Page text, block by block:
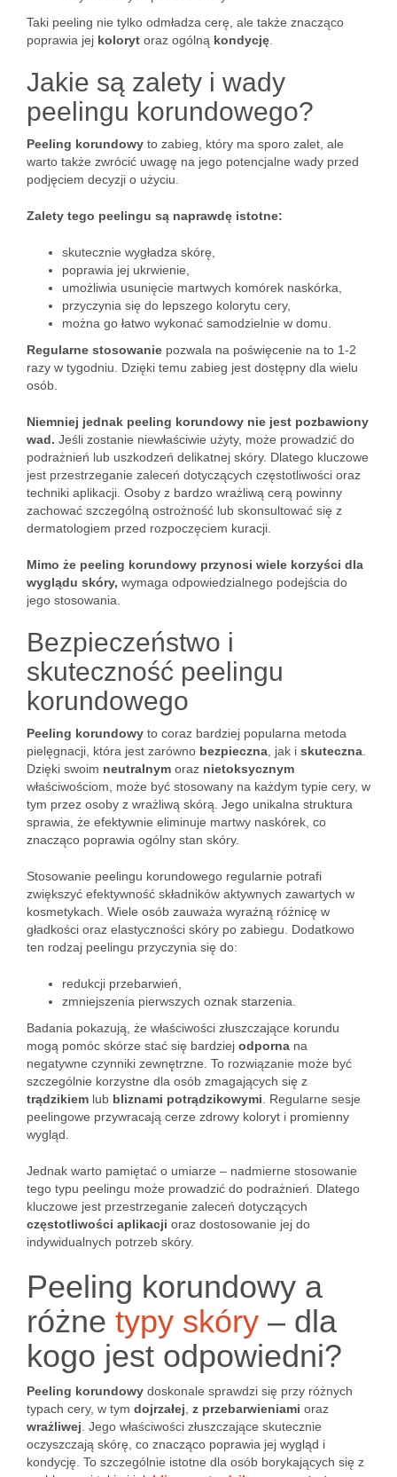
Taki peeling nie tylko odmładza cerę, ale także znacząco
poprawia jej koloryt oraz ogólną kondycję
Jakie są zalety i wady
peelingu korundowego?
Peeling korundowy to zabieg, który ma sporo zalet, ale
warto także zwrócić uwagę na jego potencjalne wady przed
podjęciem decyzji o użyciu.
Zalety tego peelingu są naprawdę istotne:
skutecznie wygładza skórę,
poprawia jej ukrwienie,
umożliwia usunięcie martwych komórek naskórka,
przyczynia się do lepszego kolorytu cery,
można go łatwo wykonać samodzielnie w domu.
Regularne stosowanie pozwala na poświęcenie na to 1-2
razy w tygodniu. Dzięki temu zabieg jest dostępny dla wielu
osób.
Niemniej jednak peeling korundowy nie jest pozbawiony
wad. Jeśli zostanie niewłaściwie użyty, może prowadzić do
podrażnień lub uszkodzeń delikatnej skóry. Dlatego kluczowe
jest przestrzeganie zaleceń dotyczących częstotliwości oraz
techniki aplikacji. Osoby z bardzo wrażliwą cerą powinny
zachować szczególną ostrożność lub skonsultować się z
dermatologiem przed rozpoczęciem kuracji.
Mimo że peeling korundowy przynosi wiele korzyści dla
wyglądu skóry, wymaga odpowiedzialnego podejścia do
jego stosowania.
Bezpieczeństwo i
skuteczność peelingu
korundowego
Peeling korundowy to coraz bardziej popularna metoda
pielęgnacji, która jest zarówno bezpieczna , jak i skuteczna
Dzięki swoim neutralnym oraz nietoksycznym
właściwościom, może być stosowany na każdym typie cery, w
tym przez osoby z wrażliwą skórą. Jego unikalna struktura
sprawia, że efektywnie eliminuje martwy naskórek, co
znacząco poprawia ogólny stan skóry.
Stosowanie peelingu korundowego regularnie potrafi
zwiększyć efektywność składników aktywnych zawartych w
kosmetykach. Wiele osób zauważa wyraźną różnicę w
gładkości oraz elastyczności skóry po zabiegu. Dodatkowo
ten rodzaj peelingu przyczynia się do:
redukcji przebarwień,
zmniejszenia pierwszych oznak starzenia.
Badania pokazują, że właściwości złuszczające korundu
mogą pomóc skórze stać się bardziej odporna na
negatywne czynniki zewnętrzne. To rozwiązanie może być
szczególnie korzystne dla osób zmagających się z
trądzikiem lub bliznami potrądzikowymi . Regularne sesje
peelingowe przywracają cerze zdrowy koloryt i promienny
wygląd.
Jednak warto pamiętać o umiarze – nadmierne stosowanie
tego typu peelingu może prowadzić do podrażnień. Dlatego
kluczowe jest przestrzeganie zaleceń dotyczących
częstotliwości aplikacji oraz dostosowanie jej do
indywidualnych potrzeb skóry.
Peeling korundowy a
różne typy skóry – dla
kogo jest odpowiedni?
Peeling korundowy doskonale sprawdzi się przy różnych
typach cery, w tym dojrzałej z przebarwieniami oraz
wrażliwej . Jego właściwości złuszczające skutecznie
oczyszczają skórę, co znacząco poprawia jej wygląd i
kondycję. To szczególnie istotne dla osób borykających się z